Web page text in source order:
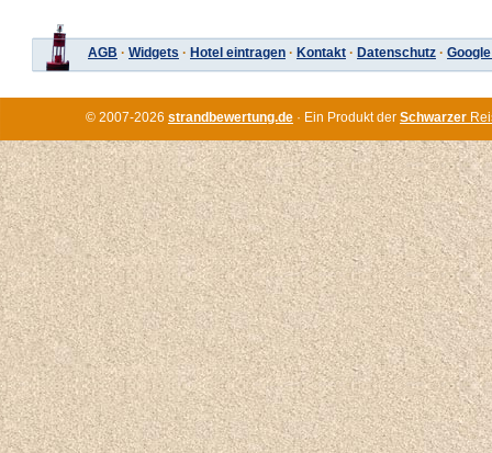
AGB · Widgets · Hotel eintragen · Kontakt · Datenschutz ·
© 2007-2026 strandbewertung.de · Ein Produkt der Schwarzer